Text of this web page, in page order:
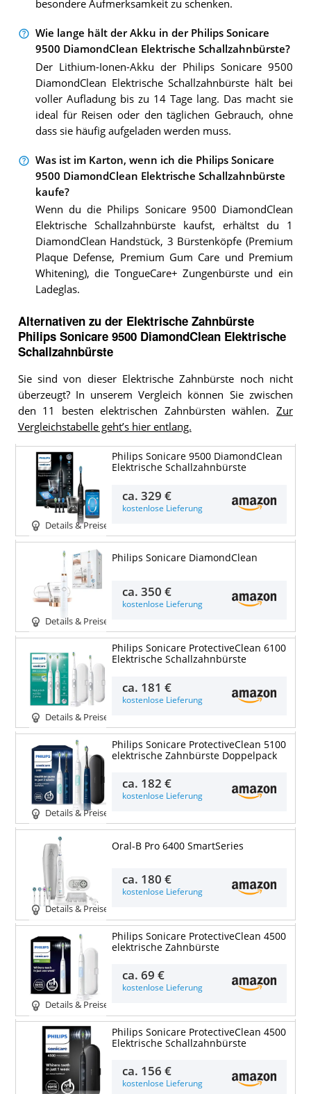
besondere Aufmerksamkeit zu schenken.
Wie lange hält der Akku in der Philips Sonicare
9500 DiamondClean Elektrische Schallzahnbürste?
Der Lithium-Ionen-Akku der Philips Sonicare 9500
DiamondClean Elektrische Schallzahnbürste hält bei
voller Aufladung bis zu 14 Tage lang. Das macht sie
ideal für Reisen oder den täglichen Gebrauch, ohne
dass sie häufig aufgeladen werden muss.
Was ist im Karton, wenn ich die Philips Sonicare
9500 DiamondClean Elektrische Schallzahnbürste
kaufe?
Wenn du die Philips Sonicare 9500 DiamondClean
Elektrische Schallzahnbürste kaufst, erhältst du 1
DiamondClean Handstück, 3 Bürstenköpfe (Premium
Plaque Defense, Premium Gum Care und Premium
Whitening), die TongueCare+ Zungenbürste und ein
Ladeglas.
Alternativen zu der Elektrische Zahnbürste
Philips Sonicare 9500 DiamondClean Elektrische
Schallzahnbürste
Sie sind von dieser Elektrische Zahnbürste noch nicht
überzeugt? In unserem Vergleich können Sie zwischen
den 11 besten elektrischen Zahnbürsten wählen. Zur
Vergleichstabelle geht’s hier entlang.
Details & Preise
Philips Sonicare 9500 DiamondClean
Elektrische Schallzahnbürste
ca.329 €
kostenlose Lieferung
Details & Preise
Philips Sonicare DiamondClean
ca.350 €
kostenlose Lieferung
Details & Preise
Philips Sonicare ProtectiveClean 6100
Elektrische Schallzahnbürste
ca. 181 €
kostenlose Lieferung
Details & Preise
Philips Sonicare ProtectiveClean 5100
elektrische Zahnbürste Doppelpack
ca. 182 €
kostenlose Lieferung
Details & Preise
Oral-B Pro 6400 SmartSeries
ca. 180 €
kostenlose Lieferung
Details & Preise
Philips Sonicare ProtectiveClean 4500
elektrische Zahnbürste
ca.69 €
kostenlose Lieferung
Philips Sonicare ProtectiveClean 4500
Elektrische Schallzahnbürste
ca. 156 €
kostenlose Lieferung